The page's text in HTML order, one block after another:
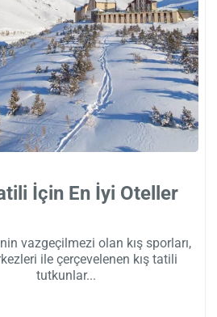
İçin En İyi Oteller
vazgeçilmezi olan kış sporları,
ile çerçevelenen kış tatili
tutkunlar